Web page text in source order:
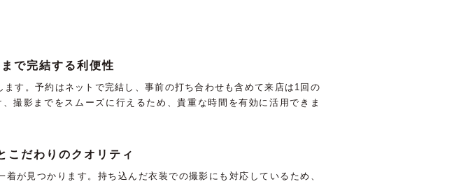
で完結する利便性
す。予約はネットで完結し、事前の打ち合わせも含めて来店は1回の
撮影までをスムーズに行えるため、貴重な時間を有効に活用できま
こだわりのクオリティ
が見つかります。持ち込んだ衣装での撮影にも対応しているため、